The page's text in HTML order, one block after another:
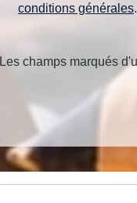
conditions générales.
Les champs marqués